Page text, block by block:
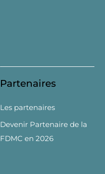
Partenaires
Les partenaires
Devenir Partenaire de la
FDMC en 2026